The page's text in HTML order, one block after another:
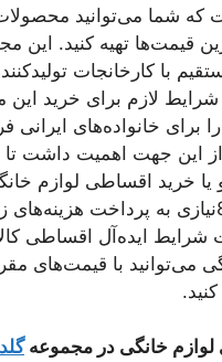
است که شما می‌توانید
قیمت‌ها تهیه کنید. این
با کارخانجات
شرایط لازم برای خرید این
برای خانواده‌های ایرانی
این جهت اهمیت داشت تا
یا خرید اقساطی لوازم
مجموعه گلدن 8نیازی به پرداخت
شرایط ایده‌آل اقساطی
می‌توانید با قیمت‌های
لوازم خانگی در مجموعه